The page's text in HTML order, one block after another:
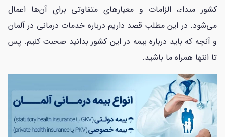
کشور مبداء، الزامات و معیارهای متفاوتی برای آن‌ها اعمال
می‌شود. در این مطلب قصد داریم درباره خدمات درمانی در آلمان
و آنچه که باید درباره بیمه در این کشور بدانید صحبت کنیم. پس
تا انتها همراه ما باشید.